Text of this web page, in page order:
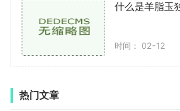
为受欢迎。但需要注意的是，透明度
对较高，如能够在有限预算内找到一
非常难得。
和其他物质混合形成的，每块翡翠都具
路。一块好的翡翠手镯应该有清晰、规
什么是羊脂玉
时间： 02-12
热门文章